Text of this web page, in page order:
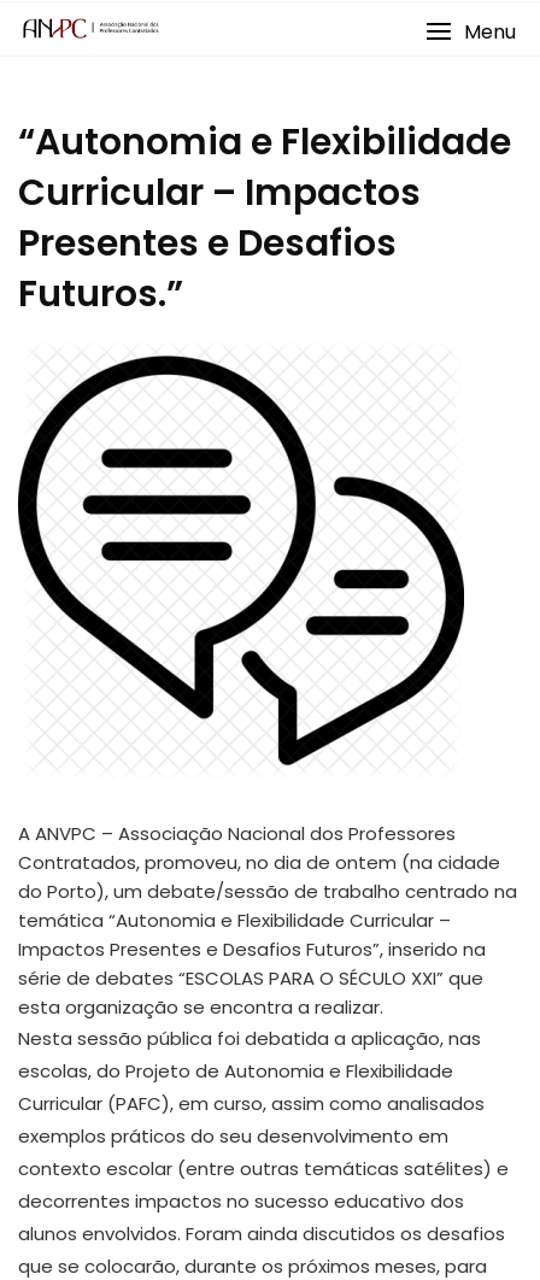
Menu
“Autonomia e Flexibilidade
Curricular – Impactos
Presentes e Desafios
Futuros.”
A ANVPC – Associação Nacional dos Professores
Contratados, promoveu, no dia de ontem (na cidade
do Porto), um debate/sessão de trabalho centrado na
temática “Autonomia e Flexibilidade Curricular –
Impactos Presentes e Desafios Futuros”, inserido na
série de debates “ESCOLAS PARA O SÉCULO XXI” que
esta organização se encontra a realizar.
Nesta sessão pública foi debatida a aplicação, nas
escolas, do Projeto de Autonomia e Flexibilidade
Curricular (PAFC), em curso, assim como analisados
exemplos práticos do seu desenvolvimento em
contexto escolar (entre outras temáticas satélites) e
decorrentes impactos no sucesso educativo dos
alunos envolvidos. Foram ainda discutidos os desafios
que se colocarão, durante os próximos meses, para